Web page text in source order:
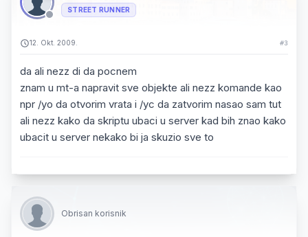
STREET RUNNER
12. Okt. 2009. #3
da ali nezz di da pocnem
znam u mt-a napravit sve objekte ali nezz komande kao
npr /yo da otvorim vrata i /yc da zatvorim nasao sam tut
ali nezz kako da skriptu ubaci u server kad bih znao kako
ubacit u server nekako bi ja skuzio sve to
Obrisan korisnik